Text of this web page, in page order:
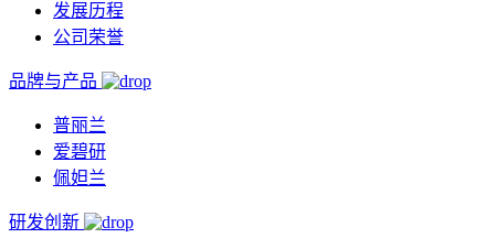
发展历程
公司荣誉
品牌与产品
普丽兰
爱碧研
佩妲兰
研发创新